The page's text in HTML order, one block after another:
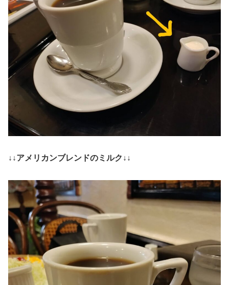
↓↓アメリカンブレンドのミルク↓↓